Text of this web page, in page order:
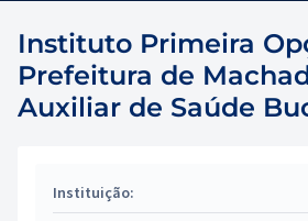
Instituto Primeira
Prefeitura de
Auxiliar de Saúde
Instituição: